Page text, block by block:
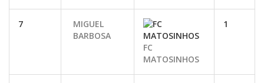
7
MIGUEL
BARBOSA
FC
MATOSINHOS
1